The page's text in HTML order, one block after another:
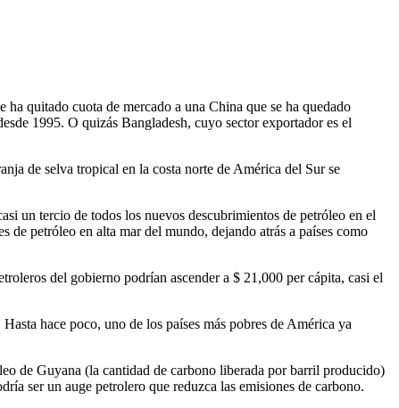
quitado cuota de mercado a una China que se ha quedado
1995. O quizás Bangladesh, cuyo sector exportador es el
de selva tropical en la costa norte de América del Sur se
un tercio de todos los nuevos descubrimientos de petróleo en el
petróleo en alta mar del mundo, dejando atrás a países como
del gobierno podrían ascender a $ 21,000 per cápita, casi el
hace poco, uno de los países más pobres de América ya
de Guyana (la cantidad de carbono liberada por barril producido)
ser un auge petrolero que reduzca las emisiones de carbono.